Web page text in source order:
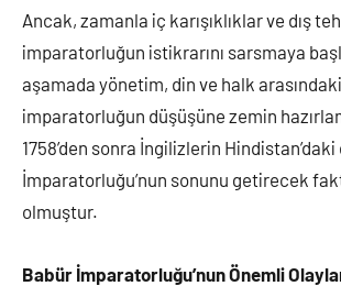
Ancak, zamanla iç karışıklıklar ve dış
imparatorluğun istikrarını sarsmaya
aşamada yönetim, din ve halk
imparatorluğun düşüşüne zemin
1758’den sonra İngilizlerin
İmparatorluğu’nun sonunu getirecek
olmuştur.
Babür İmparatorluğu’nun Önemli